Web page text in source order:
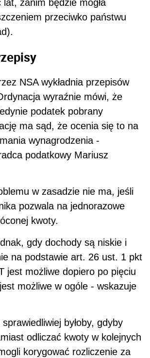
zanim będzie mogła
przeciwko państwu
NSA wykładnia przepisów
wyraźnie mówi, że
podatek pobrany
ma sąd, że ocenia się to na
wynagrodzenia -
podatkowy Mariusz
w zasadzie nie ma, jeśli
pozwala na jednorazowe
kwoty.
gdy dochody są niskie i
na podstawie art. 26 ust. 1 pkt
jest możliwe dopiero po pięciu
możliwe w ogóle - wskazuje
byłoby, gdyby
odliczać kwoty w kolejnych
korygować rozliczenie za